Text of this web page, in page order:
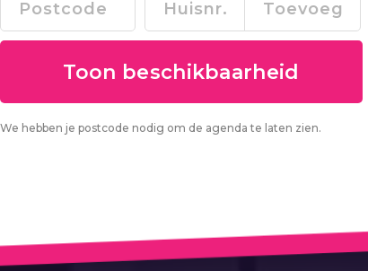
We hebben je postcode nodig om de agenda te laten zien.